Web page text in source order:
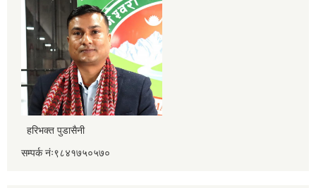
हरिभक्त पुडासैनी
सम्पर्क नंः९८४१७५०५७०